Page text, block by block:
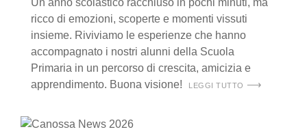
ricco di emozioni, scoperte e momenti vissuti
insieme. Riviviamo le esperienze che hanno
accompagnato i nostri alunni della Scuola
Primaria in un percorso di crescita, amicizia e
apprendimento. Buona visione!
LEGGI TUTTO